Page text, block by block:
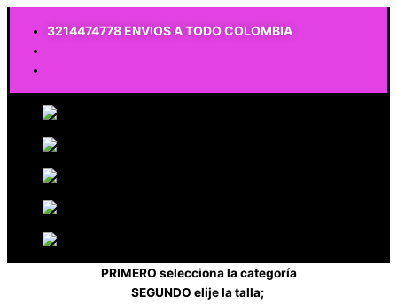
3214474778 ENVIOS A TODO COLOMBIA
PRIMERO selecciona la categoría
SEGUNDO elije la talla;